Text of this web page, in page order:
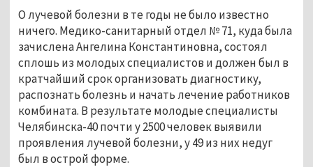
О лучевой болезни в те годы не было известно
ничего. Медико-санитарный отдел № 71, куда была
зачислена Ангелина Константиновна, состоял
сплошь из молодых специалистов и должен был в
кратчайший срок организовать диагностику,
распознать болезнь и начать лечение работников
комбината. В результате молодые специалисты
Челябинска-40 почти у 2500 человек выявили
проявления лучевой болезни, у 49 из них недуг
был в острой форме.